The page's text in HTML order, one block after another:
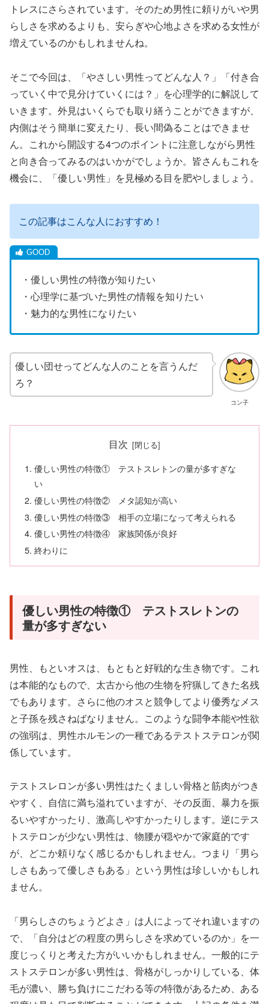
トレスにさらされています。そのため男性に頼りがいや男
らしさを求めるよりも、安らぎや心地よさを求める女性が
増えているのかもしれませんね。
そこで今回は、「やさしい男性ってどんな人？」「付き合
っていく中で見分けていくには？」を心理学的に解説して
いきます。外見はいくらでも取り繕うことができますが、
内側はそう簡単に変えたり、長い間偽ることはできませ
ん。これから開設する4つのポイントに注意しながら男性
と向き合ってみるのはいかがでしょうか。皆さんもこれを
機会に、「優しい男性」を見極める目を肥やしましょう。
この記事はこんな人におすすめ！
・優しい男性の特徴が知りたい
・心理学に基づいた男性の情報を知りたい
・魅力的な男性になりたい
コン子
優しい団せってどんな人のことを言うんだ
ろ？
目次
優しい男性の特徴① テストスレトンの量が多すぎな
い
優しい男性の特徴② メタ認知が高い
優しい男性の特徴③ 相手の立場になって考えられる
優しい男性の特徴④ 家族関係が良好
終わりに
優しい男性の特徴① テストスレトンの
量が多すぎない
男性、もといオスは、もともと好戦的な生き物です。これ
は本能的なもので、太古から他の生物を狩猟してきた名残
でもあります。さらに他のオスと競争してより優秀なメス
と子孫を残さねばなりません。このような闘争本能や性欲
の強弱は、男性ホルモンの一種であるテストステロンが関
係しています。
テストスレロンが多い男性はたくましい骨格と筋肉がつき
やすく、自信に満ち溢れていますが、その反面、暴力を振
るいやすかったり、激高しやすかったりします。逆にテス
トステロンが少ない男性は、物腰が穏やかで家庭的です
が、どこか頼りなく感じるかもしれません。つまり「男ら
しさもあって優しさもある」という男性は珍しいかもしれ
ません。
「男らしさのちょうどよさ」は人によってそれ違いますの
で、「自分はどの程度の男らしさを求めているのか」を一
度じっくりと考えた方がいいかもしれません。一般的にテ
ストステロンが多い男性は、骨格がしっかりしている、体
毛が濃い、勝ち負けにこだわる等の特徴があるため、ある